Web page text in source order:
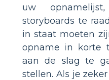
uw
storyboards te
in staat moeten
opname in korte
aan de slag te
stellen. Als je